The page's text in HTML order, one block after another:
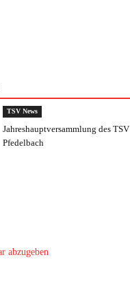
TSV News
Jahreshauptversammlung des TSV
Pfedelbach
abzugeben